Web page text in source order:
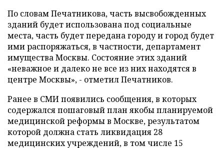
По словам Печатникова, часть высвобожденных
зданий будет использована под социальные
места, часть будет передана городу и город будет
ими распоряжаться, в частности, департамент
имущества Москвы. Состояние этих зданий
«неважное и далеко не все из них находятся в
центре Москвы», - отметил Печатников.
Ранее в СМИ появились сообщения, в которых
содержался пошаговый план якобы планируемой
медицинской реформы в Москве, результатом
которой должна стать ликвидация 28
медицинских учреждений, в том числе 15